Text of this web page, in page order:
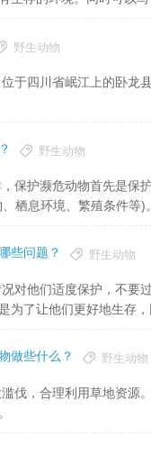
野生动物
四川省岷江上的卧龙
野生动物
栖息环境、繁殖条件等)
些问题？ 野生动物
为了让他们更好地生存
做些什么？ 野生动物